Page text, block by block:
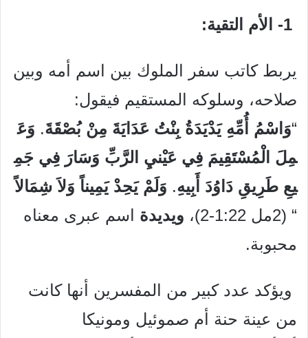
يربط كاتب سفر الملوك بين اسم أمه وبين
صلاحه، وسلوكه المستقيم فيقول:
“وَاسْمُ أُمِّهِ يَدْيَدَةُ بِنْتُ عَدَايَةَ مِنْ بُصْقَةَ. وَعَ
مِلَ الْمُسْتَقِيمَ فِي عَيْني الرَّبِّ وَسَارَ فِي جَمِ
يعِ طَرِيقِ دَاوُدَ أَبِيهِ. وَلَمْ يَحِدْ يَمِيناً وَلاَ شِمَالاً
“ (2مل 1:22-2)، ويديدة اسم عبرى معناه
محبوبة.
ويؤكد عدد كبير من المفسرين أنها كانت
من عينة حنة أم صموئيل ومونيكا